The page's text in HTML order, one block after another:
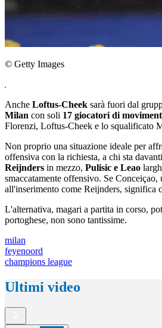
© Getty Images
Anche Loftus-Cheek sarà fuori dal
Milan con soli 17 giocatori di
Florenzi, Loftus-Cheek e lo squalificato
Non proprio una situazione ideale per
offensiva con la richiesta, a chi sta
Reijnders in mezzo, Pulisic e Leao
smaccatamente offensivo. Se Conceiçao,
all'inserimento come Reijnders, significa
L'alternativa, magari a partita in corso,
portoghese, non sono tantissime.
milan
feyenoord
champions league
Ultimi video